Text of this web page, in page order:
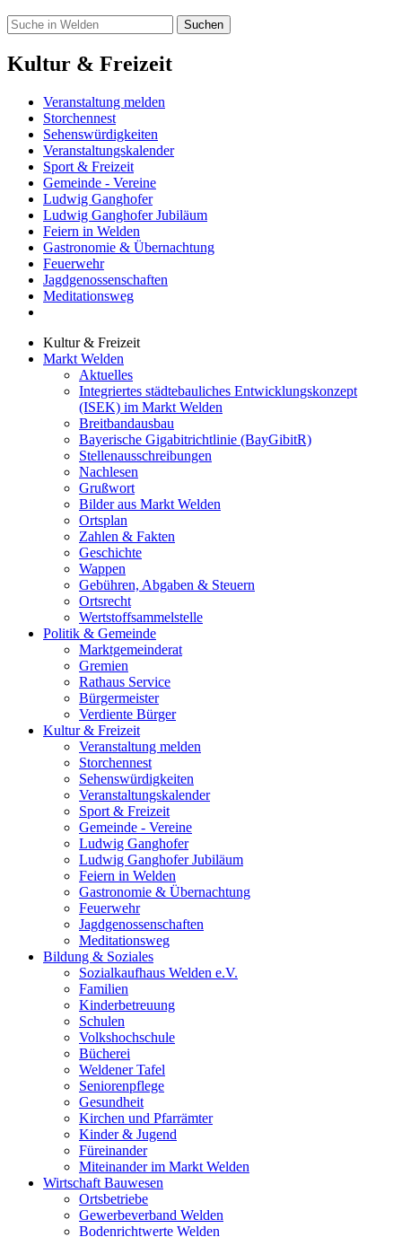
Kultur & Freizeit
Veranstaltung melden
Storchennest
Sehenswürdigkeiten
Veranstaltungskalender
Sport & Freizeit
Gemeinde - Vereine
Ludwig Ganghofer
Ludwig Ganghofer Jubiläum
Feiern in Welden
Gastronomie & Übernachtung
Feuerwehr
Jagdgenossenschaften
Meditationsweg
Kultur & Freizeit
Markt Welden
Aktuelles
Integriertes städtebauliches Entwicklungskonzept
(ISEK) im Markt Welden
Breitbandausbau
Bayerische Gigabitrichtlinie (BayGibitR)
Stellenausschreibungen
Nachlesen
Grußwort
Bilder aus Markt Welden
Ortsplan
Zahlen & Fakten
Geschichte
Wappen
Gebühren, Abgaben & Steuern
Ortsrecht
Wertstoffsammelstelle
Politik & Gemeinde
Marktgemeinderat
Gremien
Rathaus Service
Bürgermeister
Verdiente Bürger
Kultur & Freizeit
Veranstaltung melden
Storchennest
Sehenswürdigkeiten
Veranstaltungskalender
Sport & Freizeit
Gemeinde - Vereine
Ludwig Ganghofer
Ludwig Ganghofer Jubiläum
Feiern in Welden
Gastronomie & Übernachtung
Feuerwehr
Jagdgenossenschaften
Meditationsweg
Bildung & Soziales
Sozialkaufhaus Welden e.V.
Familien
Kinderbetreuung
Schulen
Volkshochschule
Bücherei
Weldener Tafel
Seniorenpflege
Gesundheit
Kirchen und Pfarrämter
Kinder & Jugend
Füreinander
Miteinander im Markt Welden
Wirtschaft Bauwesen
Ortsbetriebe
Gewerbeverband Welden
Bodenrichtwerte Welden